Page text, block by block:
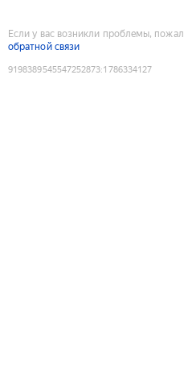
Если у вас возникли проблемы,
обратной связи
9198389545547252873:1786334127